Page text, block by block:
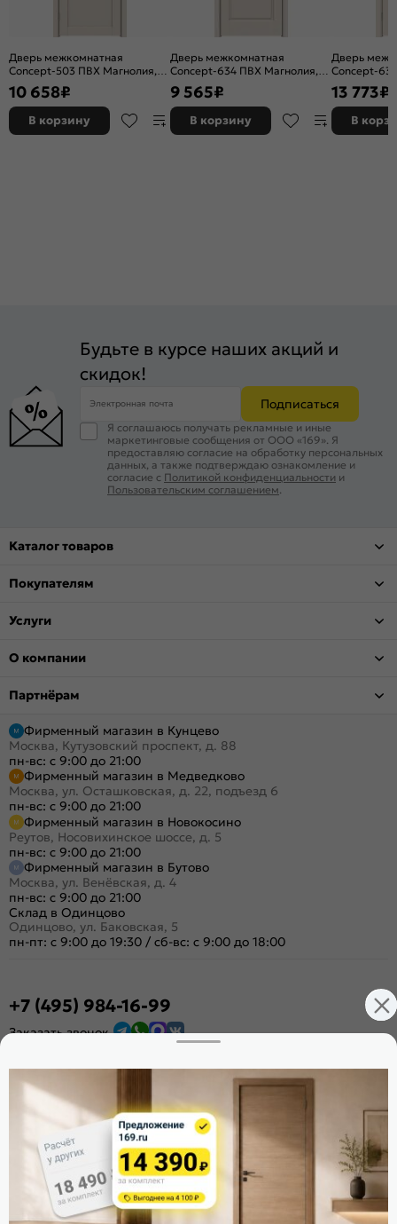
Дверь межкомнатная
Concept-503 ПВХ Магнолия,
глухая, без кромки, царговая
10 658₽
В корзину
Дверь межкомнатная
Concept-634 ПВХ Магнолия,
глухая, без кромки, царговая
9 565₽
В корзину
Дверь
Concept-
без
13 773₽
В
Будьте в курсе наших акций и
скидок!
Электронная почта Подписаться
Я соглашаюсь получать рекламные и иные
маркетинговые сообщения от ООО «169». Я
предоставляю согласие на обработку персональных
данных, а также подтверждаю ознакомление и
согласие с Политикой конфиденциальности и
Пользовательским соглашением
Каталог товаров
Покупателям
Услуги
О компании
Партнёрам
Фирменный магазин в Кунцево
Москва, Кутузовский проспект, д. 88
пн-вс: с 9:00 до 21:00
Фирменный магазин в Медведково
Москва, ул. Осташковская, д. 22, подъезд 6
пн-вс: с 9:00 до 21:00
Фирменный магазин в Новокосино
Реутов, Носовихинское шоссе, д. 5
пн-вс: с 9:00 до 21:00
Фирменный магазин в Бутово
Москва, ул. Венёвская, д. 4
пн-вс: с 9:00 до 21:00
Склад в Одинцово
Одинцово, ул. Баковская, 5
пн-пт: с 9:00 до 19:30 / сб-вс: с 9:00 до 18:00
+7 (495) 984-16-99
Заказать звонок
Расскажите о нас
Поделиться
Оцените магазин
ИКС 1340